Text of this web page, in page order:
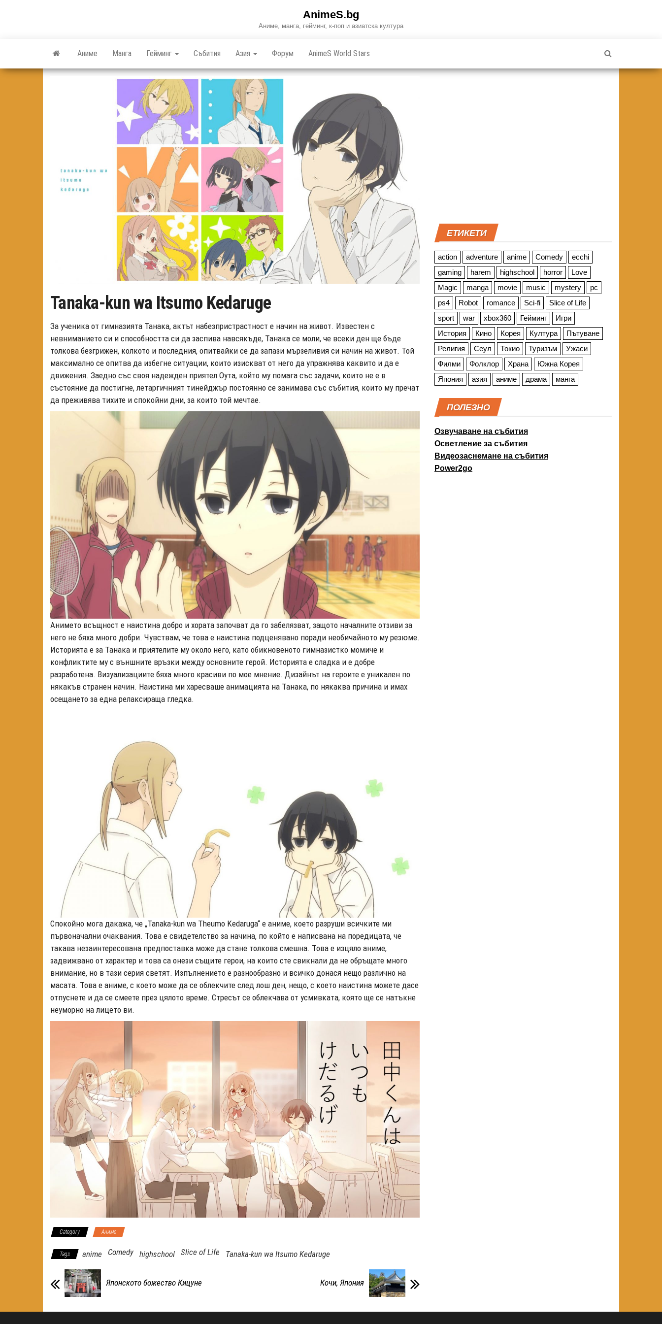
AnimeS.bg
Аниме, манга, гейминг, к-поп и азиатска култура
Аниме Манга Гейминг Събития Азия Форум AnimeS World Stars
Tanaka-kun wa Itsumo Kedaruge
За ученика от гимназията Танака, актът набезпристрастност е начин на живот. Известен с
невниманието си и способността си да заспива навсякъде, Танака се моли, че всеки ден ще бъде
толкова безгрижен, колкото и последния, опитвайки се да запази мързеливия си начин на живот. Той
максимално се опитва да избегне ситуации, които изискват от него да упражнява каквито и да е
движения. Заедно със своя надежден приятел Оута, който му помага със задачи, които не е в
състояние да постигне, летаргичният тинейджър постоянно се занимава със събития, които му пречат
да преживява тихите и спокойни дни, за които той мечтае.
Анимето всъщност е наистина добро и хората започват да го забелязват, защото началните отзиви за
него не бяха много добри. Чувствам, че това е наистина подценявано поради необичайното му резюме.
Историята е за Танака и приятелите му около него, като обикновеното гимназистко момиче и
конфликтите му с външните връзки между основните герой. Историята е сладка и е добре
разработена. Визуализациите бяха много красиви по мое мнение. Дизайнът на героите е уникален по
някакъв странен начин. Наистина ми харесваше анимацията на Танака, по някаква причина и имах
осещането за една релаксираща гледка.
Спокойно мога дакажа, че „Tanaka-kun wa Theumo Kedaruga“ е аниме, което разруши всичките ми
първоначални очаквания. Това е свидетелство за начина, по който е написвана на поредицата, че
такава незаинтересована предпоставка може да стане толкова смешна. Това е изцяло аниме,
задвижвано от характер и това са онези същите герои, на които сте свикнали да не обръщате много
внимание, но в тази серия светят. Изпълнението е разнообразно и всичко донася нещо различно на
масата. Това е аниме, с което може да се облекчите след лош ден, нещо, с което наистина можете дасе
отпуснете и да се смеете през цялото време. Стресът се облекчава от усмивката, която ще се натъкне
неуморно на лицето ви.
Category Аниме
Tags anime Comedy highschool Slice of Life Tanaka-kun wa Itsumo Kedaruge
Японското божество Кицуне Кочи, Япония
ЕТИКЕТИ
action adventure anime Comedy
ecchi
gaming
harem highschool horror
Love
Magic
manga movie music mystery
pc
ps4
Robot romance Sci-fi
Slice of Life
sport
war xbox360 Гейминг
Игри
История
Кино Корея Култура
Пътуване
Религия
Сеул Токио Туризъм
Ужаси
Филми
Фолклор Храна
Южна Корея
Япония
азия аниме драма манга
ПОЛЕЗНО
Озвучаване на събития
Осветление за събития
Видеозаснемане на събития
Power2go